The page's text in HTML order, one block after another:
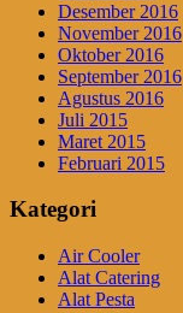
Desember 2016
November 2016
Oktober 2016
September 2016
Agustus 2016
Juli 2015
Maret 2015
Februari 2015
Kategori
Air Cooler
Alat Catering
Alat Pesta